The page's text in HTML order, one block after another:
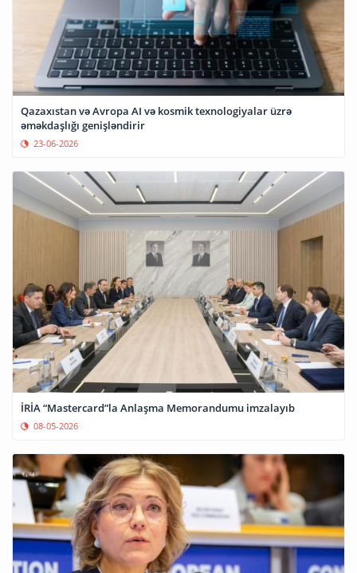
Qazaxıstan və Avropa AI və kosmik texnologiyalar üzrə
əməkdaşlığı genişləndirir
23-06-2026
İRİA “Mastercard”la Anlaşma Memorandumu imzalayıb
08-05-2026